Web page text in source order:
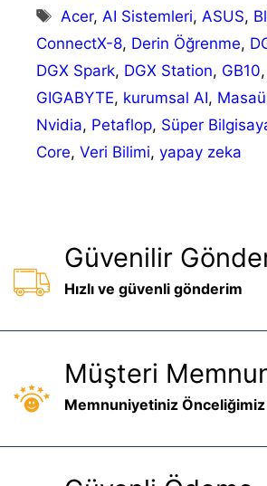
Etiketler
Acer,AI Sistemleri,ASUS,
ConnectX-8, Derin Öğrenme,
DGX Spark, DGX Station, GB10,
GIGABYTE, kurumsal AI,
Nvidia, Petaflop, Süper
Core, Veri Bilimi, yapay zeka
Güvenilir
Hızlı ve güvenli gönderim
Müşteri
Memnuniyetiniz Önceliğimiz